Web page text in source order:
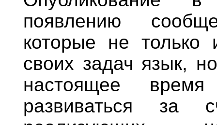
появлению
которые не только
своих задач язык,
настоящее время
развиваться за